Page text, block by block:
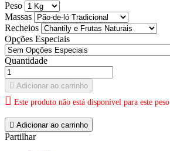
Peso
Massas
Recheios
Opções Especiais
Quantidade
 Adicionar ao carrinho
 Este produto não está disponível para este peso
 Adicionar ao carrinho
Partilhar